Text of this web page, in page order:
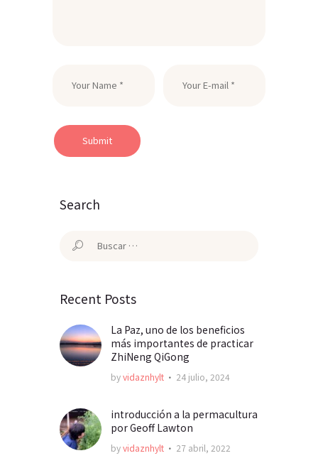
Search
Buscar:
Recent Posts
La Paz, uno de los beneficios
más importantes de practicar
ZhiNeng QiGong
byvidaznhylt 24 julio, 2024
introducción a la permacultura
por Geoff Lawton
byvidaznhylt 27 abril, 2022